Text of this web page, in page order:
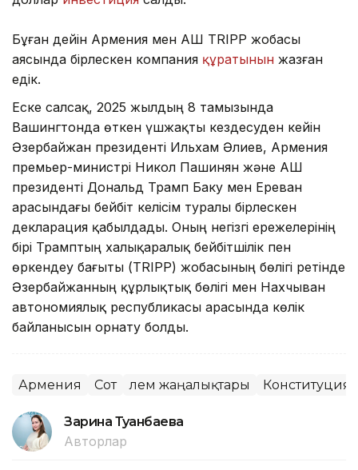
Бұған дейін Армения мен АҚШ TRIPP жобасы
аясында бірлескен компания құратынын жазған
едік.
Еске салсақ, 2025 жылдың 8 тамызында
Вашингтонда өткен үшжақты кездесуден кейін
Әзербайжан президенті Ильхам Әлиев, Армения
премьер-министрі Никол Пашинян және АҚШ
президенті Дональд Трамп Баку мен Ереван
арасындағы бейбіт келісім туралы бірлескен
декларация қабылдады. Оның негізгі ережелерінің
бірі Трамптың халықаралық бейбітшілік пен
өркендеу бағыты (TRIPP) жобасының бөлігі ретінде
Әзербайжанның құрлықтық бөлігі мен Нахчыван
автономиялық республикасы арасында көлік
байланысын орнату болды.
Армения Сот Әлем жаңалықтары
Зарина Туғанбаева
Авторлар